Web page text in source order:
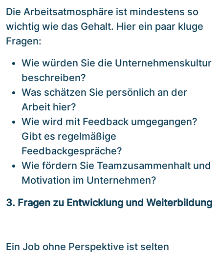
Die Arbeitsatmosphäre ist mindestens so
wichtig wie das Gehalt. Hier ein paar kluge
Fragen:
Wie würden Sie die Unternehmenskultur
beschreiben?
Was schätzen Sie persönlich an der
Arbeit hier?
Wie wird mit Feedback umgegangen?
Gibt es regelmäßige
Feedbackgespräche?
Wie fördern Sie Teamzusammenhalt und
Motivation im Unternehmen?
3. Fragen zu Entwicklung und Weiterbildung
Ein Job ohne Perspektive ist selten